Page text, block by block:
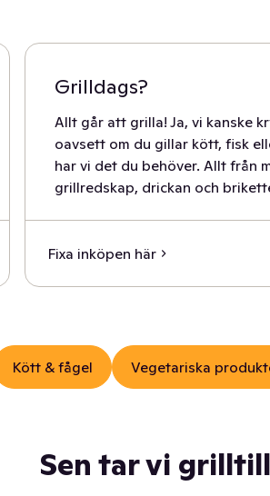
Grilldags?
Allt går att grilla! Ja, vi kanske
oavsett om du gillar kött, fisk
har vi det du behöver. Allt från
grillredskap, drickan och
Fixa inköpen här
Kött & fågel Vegetariska
Sen tar vi